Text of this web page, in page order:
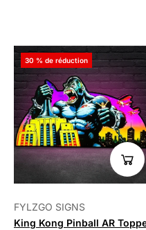
30 % de réduction
FYLZGO SIGNS
King Kong Pinball AR